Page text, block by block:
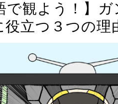
で観よう！】
立つ３つの理